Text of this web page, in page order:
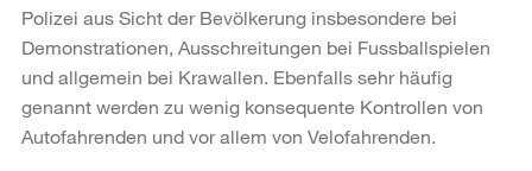
Polizei aus Sicht der Bevölkerung insbesondere bei
Demonstrationen, Ausschreitungen bei Fussballspielen
und allgemein bei Krawallen. Ebenfalls sehr häufig
genannt werden zu wenig konsequente Kontrollen von
Autofahrenden und vor allem von Velofahrenden.